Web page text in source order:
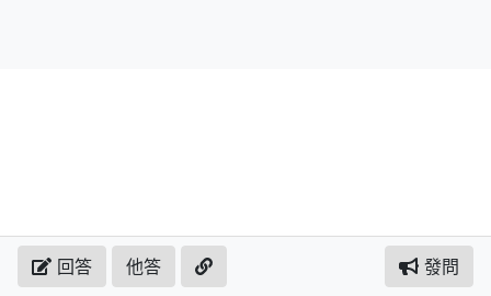
回答 他答 發問